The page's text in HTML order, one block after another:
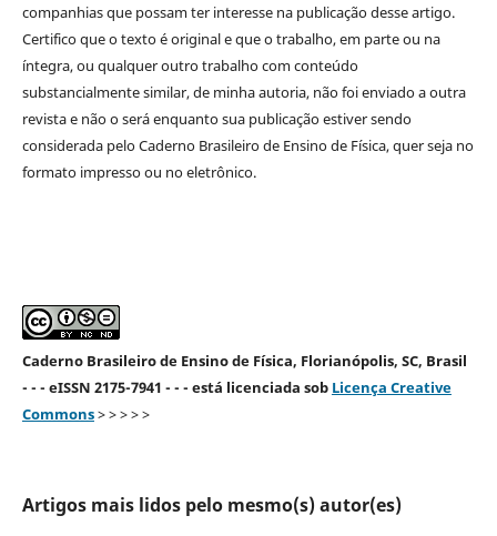
companhias que possam ter interesse na publicação desse artigo.
Certifico que o texto é original e que o trabalho, em parte ou na
íntegra, ou qualquer outro trabalho com conteúdo
substancialmente similar, de minha autoria, não foi enviado a outra
revista e não o será enquanto sua publicação estiver sendo
considerada pelo Caderno Brasileiro de Ensino de Física, quer seja no
formato impresso ou no eletrônico.
Caderno Brasileiro de Ensino de Física, Florianópolis, SC, Brasil
- - - eISSN 2175-7941 - - - está licenciada sob Licença Creative
Commons> > > > >
Artigos mais lidos pelo mesmo(s) autor(es)